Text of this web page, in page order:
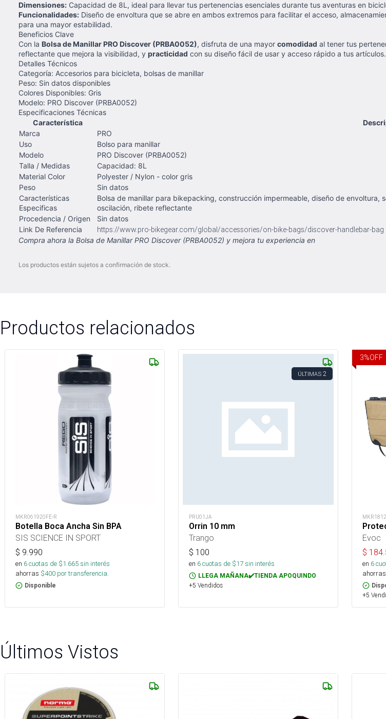
Dimensiones: Capacidad de 8L, ideal para llevar tus pertenencias esenciales durante tus aventuras en
Funcionalidades: Diseño de envoltura que se abre en ambos extremos para facilitar el acceso,
para una mayor estabilidad.
Beneficios Clave
Con la Bolsa de Manillar PRO Discover (PRBA0052), disfruta de una mayor comodidad al tener tus
reflectante que mejora la visibilidad, y practicidad con su diseño fácil de usar y acceso rápido a tus artículos.
Detalles Técnicos
Categoría: Accesorios para bicicleta, bolsas de manillar
Peso: Sin datos disponibles
Colores Disponibles: Gris
Modelo: PRO Discover (PRBA0052)
Especificaciones Técnicas
Característica
Marca
PRO
Uso
Bolso para manillar
Modelo
PRO Discover (PRBA0052)
Talla / Medidas
Capacidad: 8L
Material Color
Polyester / Nylon - color gris
Peso
Sin datos
Características
Especificas
Bolsa de manillar para bikepacking, construcción impermeable, diseño de
oscilación, ribete reflectante
Procedencia / Origen
Sin datos
Link De Referencia
https://www.pro-bikegear.com/global/accessories/on-bike-bags/discover-handlebar-bag
Compra ahora la Bolsa de Manillar PRO Discover (PRBA0052) y mejora tu experiencia en
Los productos están sujetos a confirmación de stock.
Productos relacionados
MKR061920FE-R
Botella Boca Ancha Sin BPA
SIS SCIENCE IN SPORT
$ 9.990
en 6cuotas de $1.665sin interés
ahorras $400 por transferencia.
Disponible
ÚLTIMAS 2
PRU01JA
Orrin 10 mm
Trango
$ 100
en 6cuotas de $17sin interés
LLEGA MAÑANA✔️TIENDA APOQUINDO
+5 Vendidos
3%OFF
Evoc
$
en 6
ahorras
+5
Últimos Vistos